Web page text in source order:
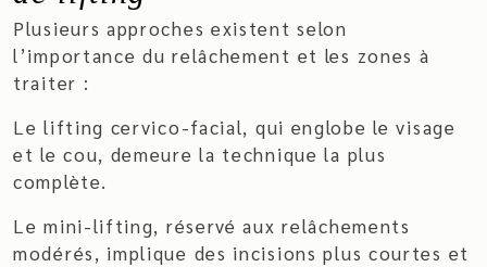
Plusieurs approches existent selon
l’importance du relâchement et les zones à
traiter :
Le lifting cervico-facial, qui englobe le visage
et le cou, demeure la technique la plus
complète.
Le mini-lifting, réservé aux relâchements
modérés, implique des incisions plus courtes et